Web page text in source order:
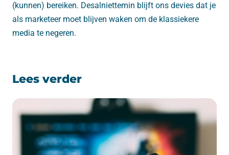
(kunnen) bereiken. Desalniettemin blijft ons devies dat je
als marketeer moet blijven waken om de klassiekere
media te negeren.
Lees verder